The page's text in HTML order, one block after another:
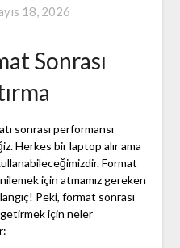
18, 2026
Sonrası
sonrası performansı
Herkes bir laptop alır ama
Format
için atmamız gereken
Peki, format sonrası
için neler